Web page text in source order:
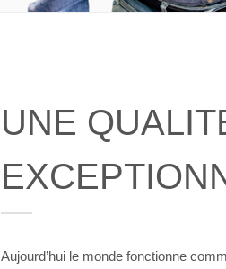
UNE
Aujourd’hui le monde fonctionne